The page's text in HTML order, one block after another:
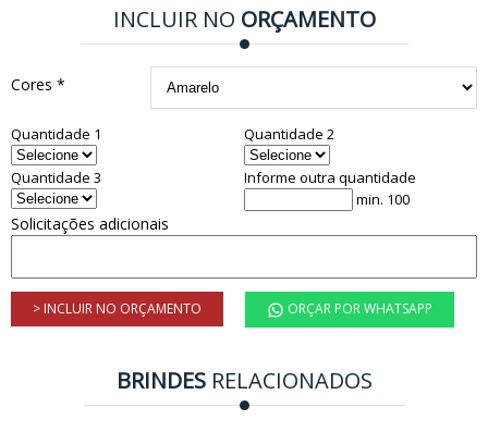
INCLUIR NO ORÇAMENTO
Cores *
Quantidade 1 Quantidade 2
Quantidade 3
Informe outra quantidade
min. 100
Solicitações adicionais
> INCLUIR NO ORÇAMENTO ORÇAR POR WHATSAPP
BRINDESRELACIONADOS